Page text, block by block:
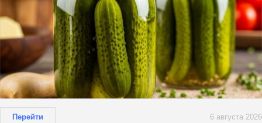
Перейти 6 августа 2026